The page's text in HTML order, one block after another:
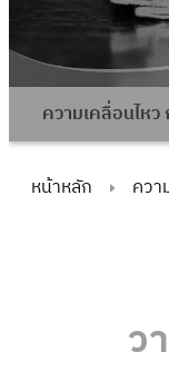
ความเคลื่อนไหว
หน้าหลัก ควา
ว